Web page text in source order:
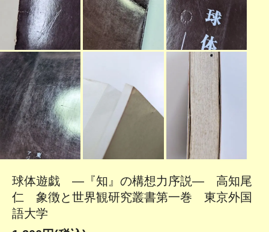
球体遊戯 ―『知』の構想力序説― 高知尾
仁 象徴と世界観研究叢書第一巻 東京外国
語大学